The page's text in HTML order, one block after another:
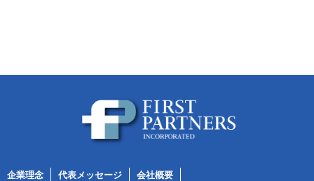
企業理念 代表メッセージ 会社概要